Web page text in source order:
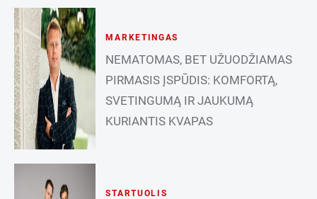
MARKETINGAS
NEMATOMAS, BET UŽUODŽIAMAS
PIRMASIS ĮSPŪDIS: KOMFORTĄ,
SVETINGUMĄ IR JAUKUMĄ
KURIANTIS KVAPAS
STARTUOLIS